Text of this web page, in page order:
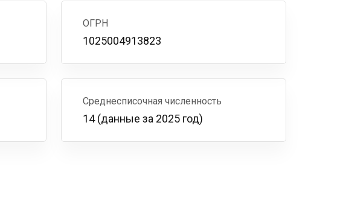
ОГРН
1025004913823
Среднесписочная численность
14 (данные за 2025 год)